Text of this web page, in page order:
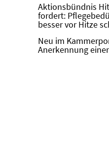
Aktionsbündnis
fordert:
besser vor Hitze
Neu im
Anerkennung